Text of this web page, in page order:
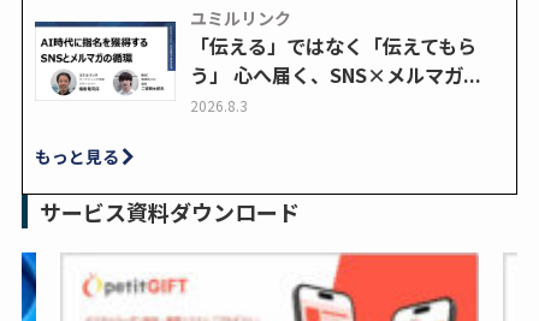
ユミルリンク
「伝える」ではなく「伝えてもら
う」 心へ届く、SNS×メルマガ...
2026.8.3
もっと見る
サービス資料ダウンロード